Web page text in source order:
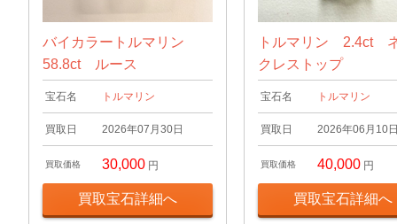
バイカラートルマリン
58.8ct ルース
宝石名 トルマリン
買取日 2026年07月30日
買取価格 30,000 円
買取宝石詳細へ
トルマリン 2.4ct
クレストップ
宝石名 トルマリン
買取日 2026年06月10
買取価格 40,000 円
買取宝石詳細へ